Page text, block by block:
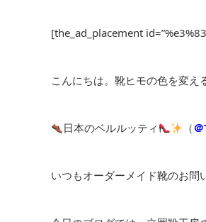
[the_ad_placement
こんにちは。靴ヒモの色を変え
日本のベルルッティ （
いつもオーダーメイド靴のお問